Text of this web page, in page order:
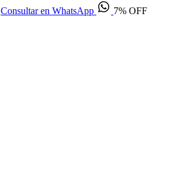
Consultar en WhatsApp 7% OFF